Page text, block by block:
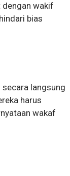
dengan wakif
bias
secara langsung
harus
wakaf